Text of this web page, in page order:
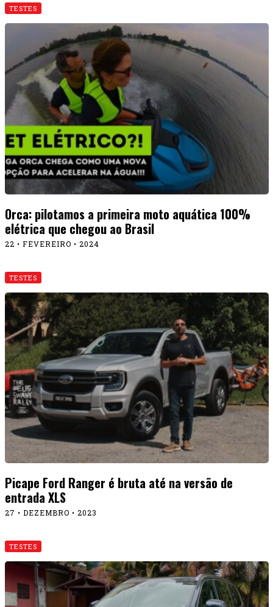
TESTES
Picape Ford Ranger é bruta até na versão de
entrada XLS
27 • DEZEMBRO • 2023
TESTES
Testamos o Volvo XC90 de 407 cv, que roda 40 km
sem gasolina
TESTES